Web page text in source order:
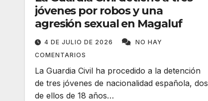
jóvenes por robos y una
agresión sexual en Magaluf
4 DE JULIO DE 2026
NO HAY
COMENTARIOS
La Guardia Civil ha procedido a la detención
de tres jóvenes de nacionalidad española, dos
de ellos de 18 años…